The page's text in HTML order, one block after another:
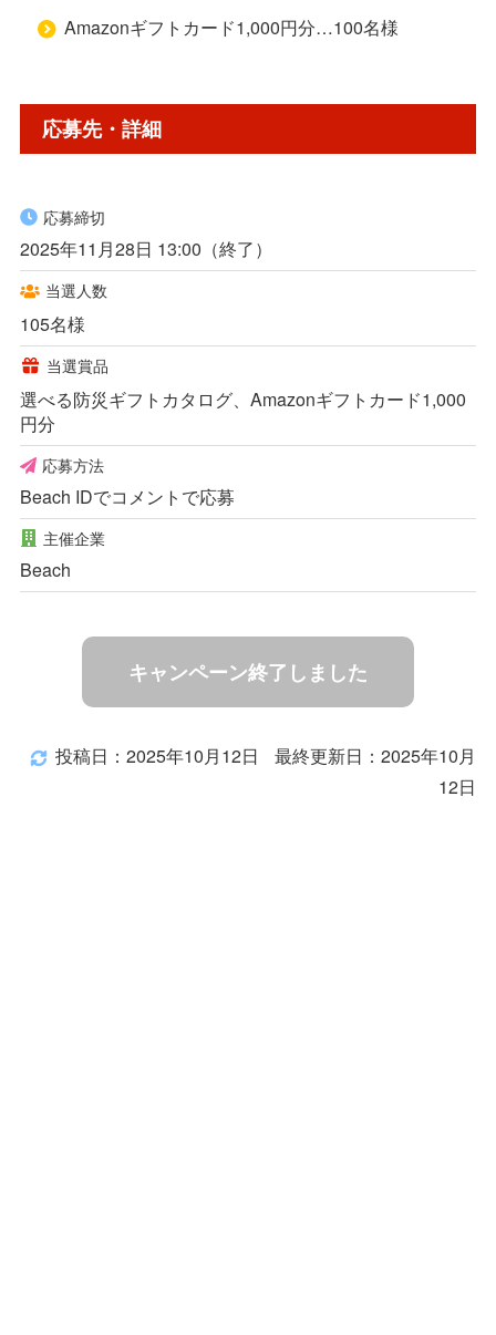
Amazonギフトカード1,000円分…100名様
応募先・詳細
応募締切
2025年11月28日 13:00（終了）
当選人数
105名様
当選賞品
選べる防災ギフトカタログ、Amazonギフトカード1,000
円分
応募方法
Beach IDでコメントで応募
主催企業
Beach
キャンペーン終了しました
投稿日：2025年10月12日
最終更新日：2025年10月
12日